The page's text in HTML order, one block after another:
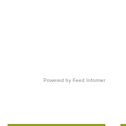
Powered by Feed Informer